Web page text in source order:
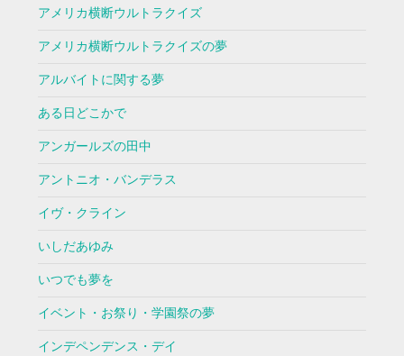
アメリカ横断ウルトラクイズ
アメリカ横断ウルトラクイズの夢
アルバイトに関する夢
ある日どこかで
アンガールズの田中
アントニオ・バンデラス
イヴ・クライン
いしだあゆみ
いつでも夢を
イベント・お祭り・学園祭の夢
インデペンデンス・デイ